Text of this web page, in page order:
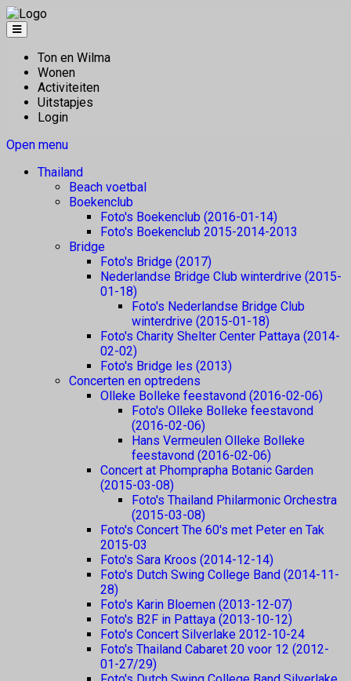
Ton en Wilma
Wonen
Activiteiten
Uitstapjes
Login
Open menu
Thailand
Beach voetbal
Boekenclub
Foto's Boekenclub (2016-01-14)
Foto's Boekenclub 2015-2014-2013
Bridge
Foto's Bridge (2017)
Nederlandse Bridge Club winterdrive (2015-
01-18)
Foto's Nederlandse Bridge Club
winterdrive (2015-01-18)
Foto's Charity Shelter Center Pattaya (2014-
02-02)
Foto's Bridge les (2013)
Concerten en optredens
Olleke Bolleke feestavond (2016-02-06)
Foto's Olleke Bolleke feestavond
(2016-02-06)
Hans Vermeulen Olleke Bolleke
feestavond (2016-02-06)
Concert at Phomprapha Botanic Garden
(2015-03-08)
Foto's Thailand Philarmonic Orchestra
(2015-03-08)
Foto's Concert The 60's met Peter en Tak
2015-03
Foto's Sara Kroos (2014-12-14)
Foto's Dutch Swing College Band (2014-11-
28)
Foto's Karin Bloemen (2013-12-07)
Foto's B2F in Pattaya (2013-10-12)
Foto's Concert Silverlake 2012-10-24
Foto's Thailand Cabaret 20 voor 12 (2012-
01-27/29)